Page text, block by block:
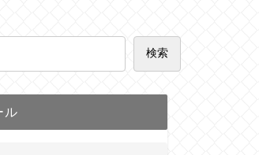
検索
ル